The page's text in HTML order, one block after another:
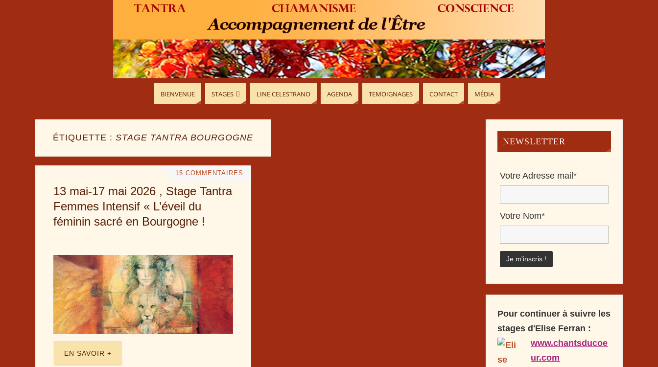
BIENVENUE STAGES LINE CELESTRANO AGENDA TEMOIGNAGES CONTACT MÉDIA
ÉTIQUETTE : STAGE TANTRA BOURGOGNE
15 COMMENTAIRES
13 mai-17 mai 2026 , Stage Tantra
Femmes Intensif « L’éveil du
féminin sacré en Bourgogne !
EN SAVOIR +
NEWSLETTER
Votre Adresse mail*
Votre Nom*
Pour continuer à suivre les
stages d'Elise Ferran :
www.chantsducoe
ur.com